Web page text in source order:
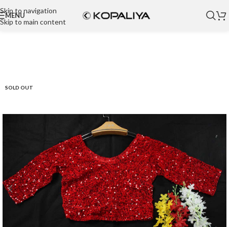
Skip to navigation
Skip to main content
MENU
SOLD OUT